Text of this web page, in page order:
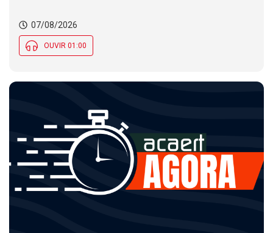
07/08/2026
OUVIR 01:00